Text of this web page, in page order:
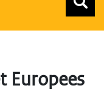
Europees